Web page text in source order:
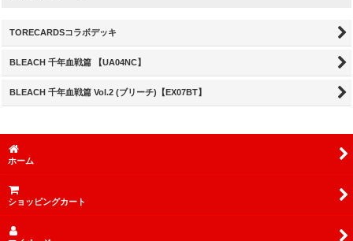
TORECARDSコラボデッキ
BLEACH 千年血戦篇 【UA04NC】
BLEACH 千年血戦篇 Vol.2 (ブリーチ)【EX07BT】
ホーム
ショッピングカート